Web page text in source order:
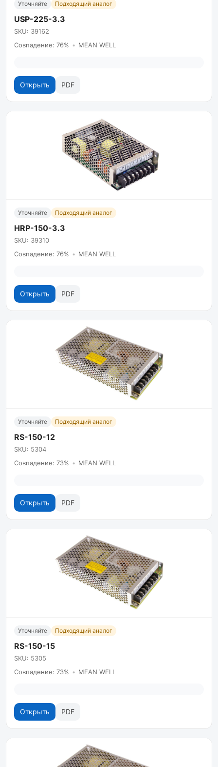
Уточняйте Подходящий аналог
USP-225-3.3
SKU: 39162
Совпадение: 76% • MEAN WELL
Открыть PDF
Уточняйте Подходящий аналог
HRP-150-3.3
SKU: 39310
Совпадение: 76% • MEAN WELL
Открыть PDF
Уточняйте Подходящий аналог
RS-150-12
SKU: 5304
Совпадение: 73% • MEAN WELL
Открыть PDF
Уточняйте Подходящий аналог
RS-150-15
SKU: 5305
Совпадение: 73% • MEAN WELL
Открыть PDF